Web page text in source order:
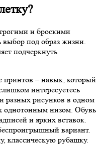
и броскими
под образ жизни.
подчеркнуть
принтов – навык, который
интересуетесь
разных рисунков в одном
однотонным низом. Обувь
и ярких вставок.
вариант.
классическую рубашку.